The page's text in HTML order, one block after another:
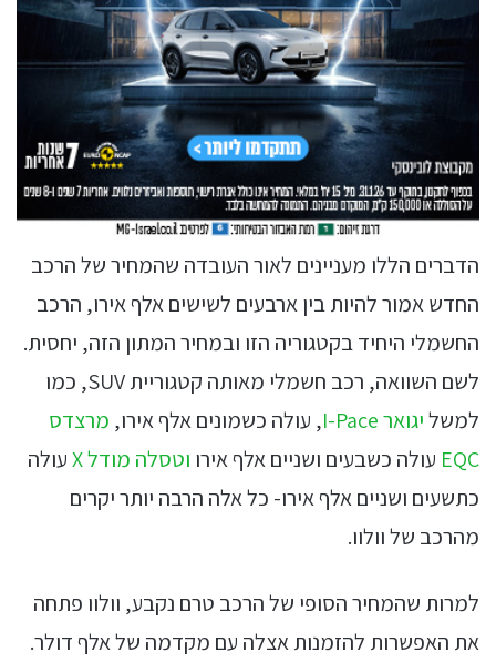
הדברים הללו מעניינים לאור העובדה שהמחיר של הרכב
החדש אמור להיות בין ארבעים לשישים אלף אירו, הרכב
החשמלי היחיד בקטגוריה הזו ובמחיר המתון הזה, יחסית.
לשם השוואה, רכב חשמלי מאותה קטגוריית SUV, כמו
למשליגואר I-Pace , עולה כשמונים אלף אירו, מרצדס
EQC עולה כשבעים ושניים אלף אירו וטסלה מודל X
עולה
כתשעים ושניים אלף אירו- כל אלה הרבה יותר יקרים
מהרכב של וולוו.
למרות שהמחיר הסופי של הרכב טרם נקבע, וולוו פתחה
את האפשרות להזמנות אצלה עם מקדמה של אלף דולר.